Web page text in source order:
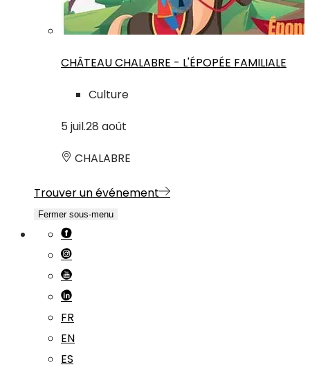
CHÂTEAU CHALABRE - L'ÉPOPÉE FAMILIALE
Culture
5 juil.28 août
CHALABRE
Trouver un événement
Fermer sous-menu
FR
EN
ES